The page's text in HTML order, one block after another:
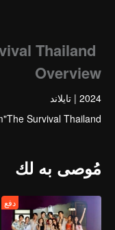
Thailand
Overview
2024
| تايلاند
Survival Thailand"
مُوصى به لك
دفع